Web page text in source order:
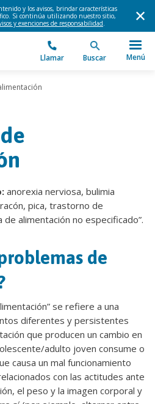
y los avisos, brindar características
Si continúa utilizando nuestro sitio,
y exenciones de responsabilidad.
Llamar Buscar Menú
anorexia nerviosa, bulimia
pica, trastorno de
alimentación no especificado”.
de
se refiere a una
diferentes y persistentes
que producen un cambio en
adulto joven consume o
causa un mal funcionamiento
con las actitudes ante
el peso y la imagen corporal y